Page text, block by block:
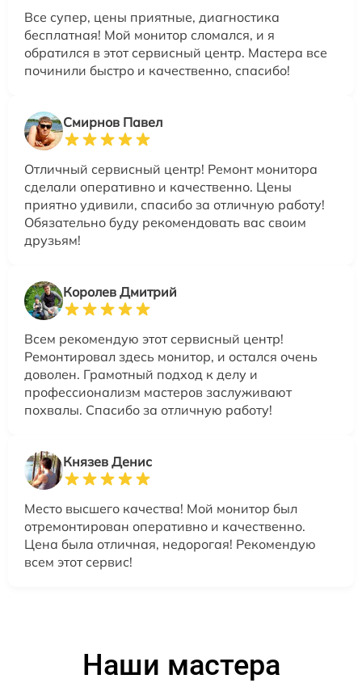
Все супер, цены приятные, диагностика
бесплатная! Мой монитор сломался, и я
обратился в этот сервисный центр. Мастера все
починили быстро и качественно, спасибо!
Смирнов Павел
Отличный сервисный центр! Ремонт монитора
сделали оперативно и качественно. Цены
приятно удивили, спасибо за отличную работу!
Обязательно буду рекомендовать вас своим
друзьям!
Королев Дмитрий
Всем рекомендую этот сервисный центр!
Ремонтировал здесь монитор, и остался очень
доволен. Грамотный подход к делу и
профессионализм мастеров заслуживают
похвалы. Спасибо за отличную работу!
Князев Денис
Место высшего качества! Мой монитор был
отремонтирован оперативно и качественно.
Цена была отличная, недорогая! Рекомендую
всем этот сервис!
Наши мастера